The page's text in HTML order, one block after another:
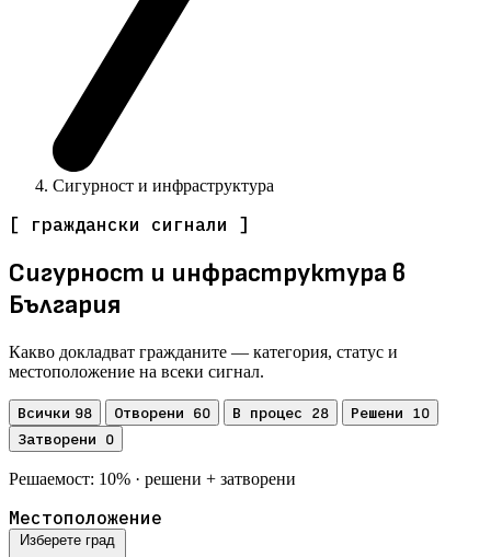
Сигурност и инфраструктура
[ граждански сигнали ]
Сигурност и инфраструктура в
България
Какво докладват гражданите — категория, статус и
местоположение на всеки сигнал.
Всички 98 Отворени 60 В процес 28 Решени 10
Затворени 0
Решаемост: 10% · решени + затворени
Местоположение
Изберете град